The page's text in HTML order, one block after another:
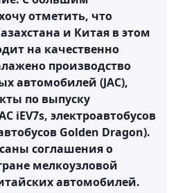
отметить, что
и Китая в этом
на качественно
производство
автомобилей (JAC),
по выпуску
iEV7s, электроавтобусов
Golden Dragon).
соглашения о
мелкоузловой
автомобилей.